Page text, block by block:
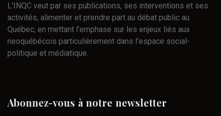
L’INQC veut par ses publications, ses interventions et ses
activités, alimenter et prendre part au débat public au
Québec; en mettant l’emphase sur les enjeux liés aux
neoquébécois particulièrement dans l’espace social-
politique et médiatique.
Abonnez-vous à notre newsletter